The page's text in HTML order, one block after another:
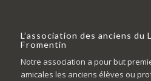
L’association des anciens du
Fromentin
Notre association a pour but
amicales les anciens élèves ou